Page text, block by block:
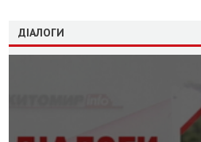
ДІАЛОГИ